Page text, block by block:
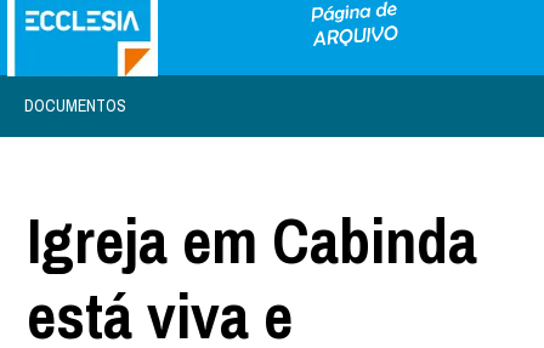
DOCUMENTOS
Igreja em Cabinda
está viva e